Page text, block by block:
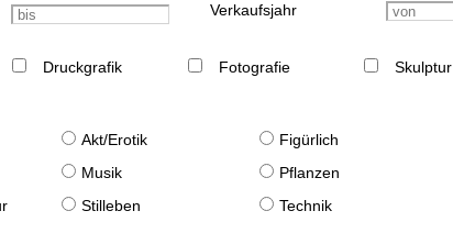
Verkaufsjahr
Druckgrafik Fotografie Skulptur
Akt/Erotik Figürlich
Musik Pflanzen
Stilleben Technik